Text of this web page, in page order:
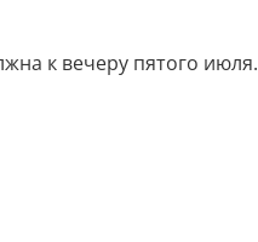
к вечеру пятого июля.